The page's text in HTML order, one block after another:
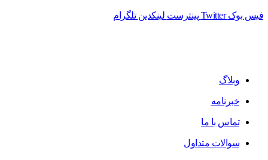
فیس بوک Twitter پینترست لینکدین تلگرام
وبلاگ
خبرنامه
تماس با ما
سوالات متداول